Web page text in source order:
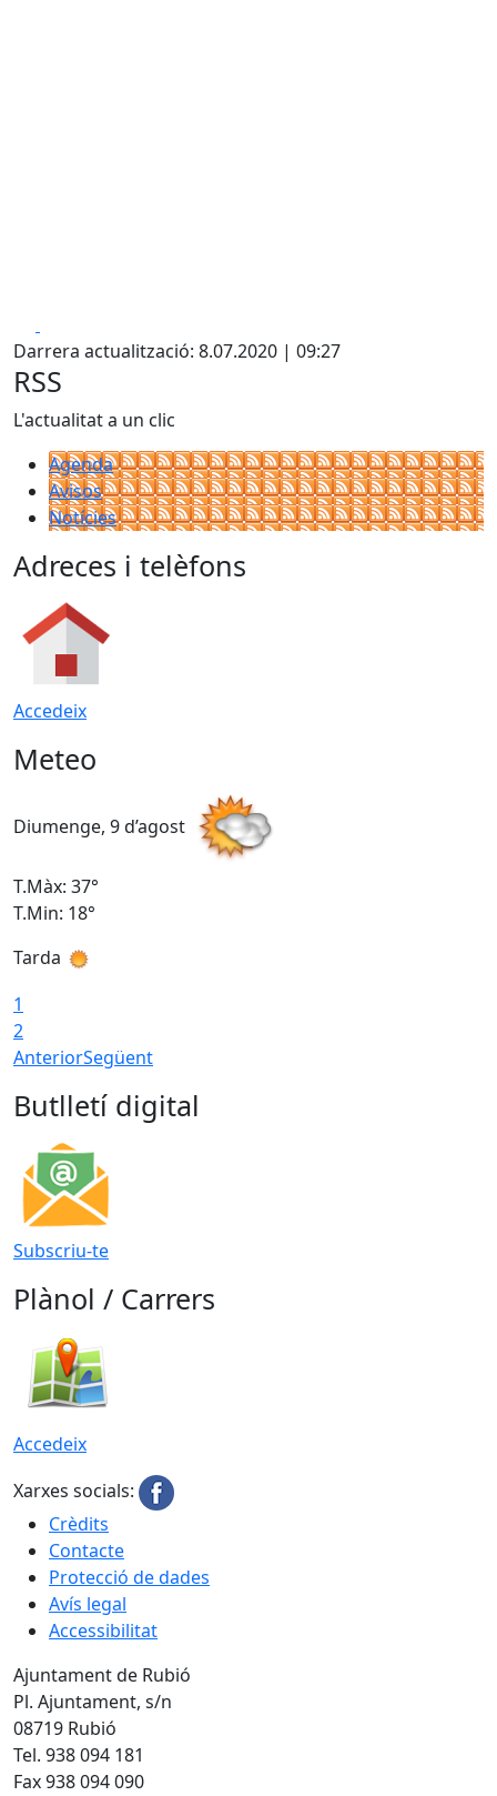
Darrera actualització: 8.07.2020 | 09:27
RSS
L'actualitat a un clic
Agenda
Avisos
Notícies
Adreces i telèfons
Accedeix
Meteo
Diumenge, 9 d’agost
T.Màx: 37°
T.Min: 18°
Tarda
1
2
AnteriorSegüent
Butlletí digital
Subscriu-te
Plànol / Carrers
Accedeix
Xarxes socials:
Crèdits
Contacte
Protecció de dades
Avís legal
Accessibilitat
Ajuntament de Rubió
Pl. Ajuntament, s/n
08719 Rubió
Tel. 938 094 181
Fax 938 094 090